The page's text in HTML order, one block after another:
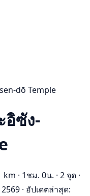
dō Temple
อิซัง-
km · 1ชม. 0น. · 2 จุด ·
· อัปเดตล่าสุด: